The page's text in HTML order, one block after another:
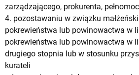
zarządzającego, prokurenta,
4. pozostawaniu w związku
pokrewieństwa lub powinowactwa w
pokrewieństwa lub powinowactwa w
drugiego stopnia lub w stosunku
kurateli